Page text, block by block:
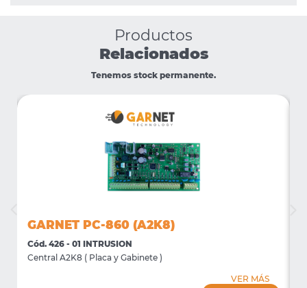
Productos
Relacionados
Tenemos stock permanente.
GARNET PC-860 (A2K8)
Cód. 426 - 01 INTRUSION
Central A2K8 ( Placa y Gabinete )
VER MÁS